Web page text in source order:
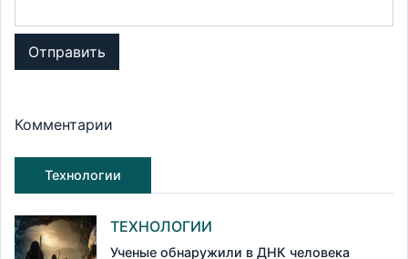
Отправить
Комментарии
Технологии
ТЕХНОЛОГИИ
Ученые обнаружили в ДНК человека